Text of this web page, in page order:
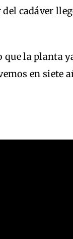
cadáver
la planta
en siete